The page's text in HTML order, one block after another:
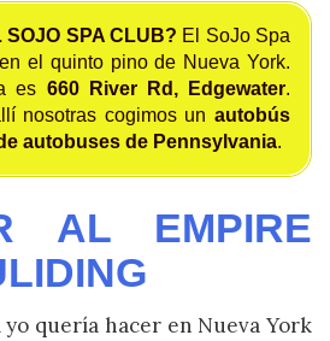
SPA CLUB? El SoJo Spa
el quinto pino de Nueva York.
es 660 River Rd, Edgewater.
nosotras cogimos un autobús
autobuses de Pennsylvania.
AL EMPIRE
yo quería hacer en Nueva York